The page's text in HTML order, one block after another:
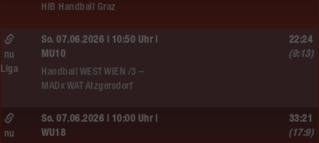
HIB Handball Graz
So. 07.06.2026 | 10:50 Uhr |
MU10
Handball WEST WIEN /3 –
MADx WAT Atzgersdorf
nu
Liga
22:24
(9:13)
So. 07.06.2026 | 10:00 Uhr |
WU18
nu
33:21
(17:9)